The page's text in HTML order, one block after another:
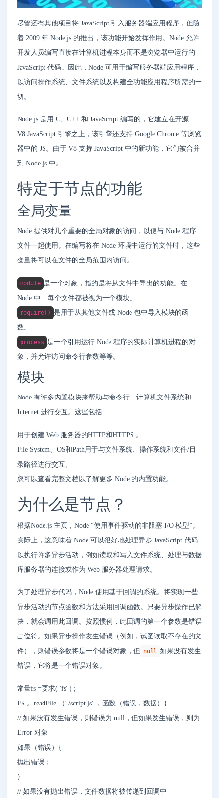
尽管还有其他项目将 JavaScript 引入服务器端应用程序，但随
着 2009 年 Node.js 的推出，该功能开始发挥作用。Node 允许
开发人员编写直接在计算机进程本身而不是浏览器中运行的
JavaScript 代码。因此，Node 可用于编写服务器端应用程序，
以访问操作系统、文件系统以及构建全功能应用程序所需的一
切。
Node.js 是用 C、C++ 和 JavaScript 编写的，它建立在开源
V8 JavaScript 引擎之上，该引擎还支持 Google Chrome 等浏览
器中的 JS。由于 V8 支持 JavaScript 中的新功能，它们被合并
到 Node.js 中。
特定于节点的功能
全局变量
Node 提供对几个重要的全局对象的访问，以便与 Node 程序
文件一起使用。在编写将在 Node 环境中运行的文件时，这些
变量将可以在文件的全局范围内访问。
module 是一个对象，指的是将从文件中导出的功能。在
Node 中，每个文件都被视为一个模块。
require() 是用于从其他文件或 Node 包中导入模块的函
数。
process 是一个引用运行 Node 程序的实际计算机进程的对
象，并允许访问命令行参数等等。
模块
Node 有许多内置模块来帮助与命令行、计算机文件系统和
Internet 进行交互。这些包括
用于创建 Web 服务器的HTTP和HTTPS 。
File System、OS和Path用于与文件系统、操作系统和文件/目
录路径进行交互。
您可以查看完整文档以了解更多 Node 的内置功能。
为什么是节点？
根据Node.js 主页，Node “使用事件驱动的非阻塞 I/O 模型”。
实际上，这意味着 Node 可以很好地处理异步 JavaScript 代码
以执行许多异步活动，例如读取和写入文件系统、处理与数据
库服务器的连接或作为 Web 服务器处理请求。
为了处理异步代码，Node 使用基于回调的系统。将实现一些
异步活动的节点函数和方法采用回调函数。只要异步操作已解
决，就会调用此回调。按照惯例，此回调的第一个参数是错误
占位符。如果异步操作发生错误（例如，试图读取不存在的文
件），则错误参数将是一个错误对象，但 null 如果没有发生
错误，它将是一个错误对象。
常量fs =要求( 'fs' ) ;
FS 。 readFile （'./script.js' ， 函数 （错误 ， 数据） {
// 如果没有发生错误，则错误为 null，但如果发生错误，则为
Error 对象
如果 （错误） {
抛出错误 ；
}
// 如果没有抛出错误，文件数据将被传递到回调中